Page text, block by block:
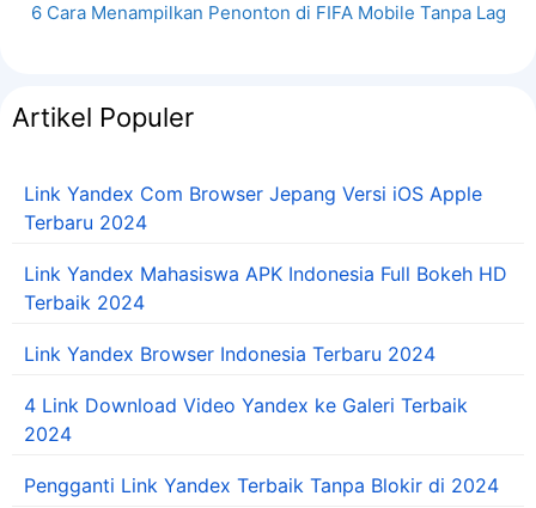
6 Cara Menampilkan Penonton di FIFA Mobile Tanpa Lag
Artikel Populer
Link Yandex Com Browser Jepang Versi iOS Apple
Terbaru 2024
Link Yandex Mahasiswa APK Indonesia Full Bokeh HD
Terbaik 2024
Link Yandex Browser Indonesia Terbaru 2024
4 Link Download Video Yandex ke Galeri Terbaik
2024
Pengganti Link Yandex Terbaik Tanpa Blokir di 2024